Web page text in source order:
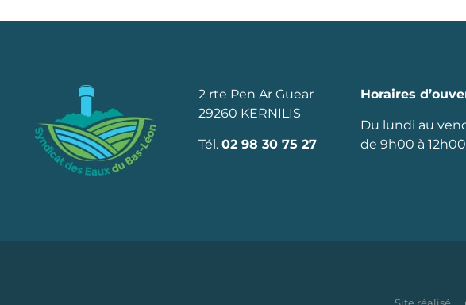
2 rte Pen Ar Guear
29260 KERNILIS
Tél. 02 98 30 75 27
Horaires
Du lundi au
de 9h00 à